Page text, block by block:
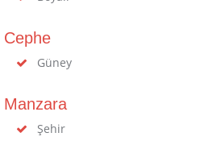
Cephe
Güney
Manzara
Şehir